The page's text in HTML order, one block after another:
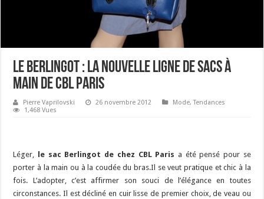
Le Berlingot : la nouvelle ligne de sacs à
main de CBL Paris
Pierre Vaprilovski 26 novembre 2012 Mode,Tendances
1,468 Vues
Léger, le sac Berlingot de chez CBL Paris a été pensé pour se
porter à la main ou à la coudée du bras.Il se veut pratique et chic à la
fois. L’adopter, c’est affirmer son souci de l’élégance en toutes
circonstances. Il est décliné en cuir lisse de premier choix, de veau ou